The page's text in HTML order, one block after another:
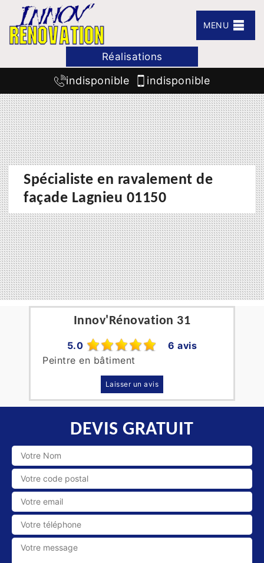
MENU
Réalisations
indisponible indisponible
Spécialiste en ravalement de
façade Lagnieu 01150
Innov'Rénovation 31
5.0
6 avis
Peintre en bâtiment
Laisser un avis
DEVIS GRATUIT